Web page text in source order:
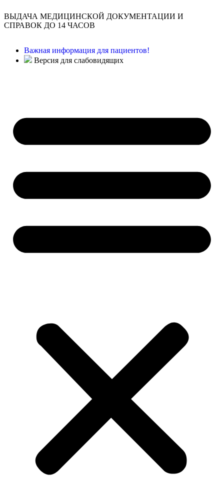
ВЫДАЧА МЕДИЦИНСКОЙ ДОКУМЕНТАЦИИ И
СПРАВОК ДО 14 ЧАСОВ
Важная информация для пациентов!
Версия для слабовидящих